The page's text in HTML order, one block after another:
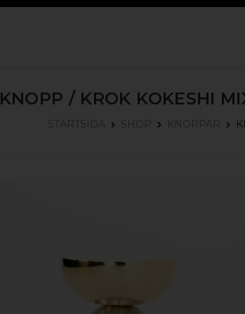
KNOPP / KROK KOKESHI
STARTSIDA SHOP KNOPPAR